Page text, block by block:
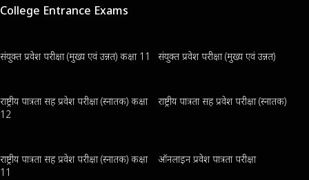
College Entrance Exams
संयुक्त प्रवेश परीक्षा (मुख्य एवं उन्नत) कक्षा 11 संयुक्त प्रवेश परीक्षा (मुख्य एवं उन्नत)
राष्ट्रीय पात्रता सह प्रवेश परीक्षा (स्नातक) कक्षा
12
राष्ट्रीय पात्रता सह प्रवेश परीक्षा (स्नातक)
राष्ट्रीय पात्रता सह प्रवेश परीक्षा (स्नातक) कक्षा
11
ऑनलाइन प्रवेश पात्रता परीक्षा